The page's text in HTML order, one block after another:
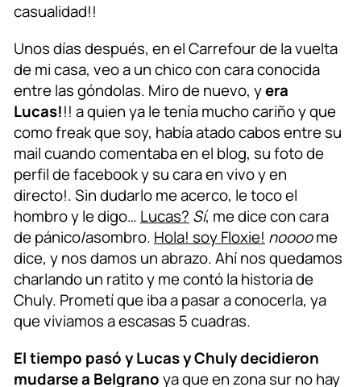
casualidad!!
Unos días después, en el Carrefour de la vuelta
de mi casa, veo a un chico con cara conocida
entre las góndolas. Miro de nuevo, yera
Lucas!!! a quien ya le tenía mucho cariño y que
como freak que soy, había atado cabos entre su
mail cuando comentaba en el blog, su foto de
perfil de facebook y su cara en vivo y en
directo!. Sin dudarlo me acerco, le toco el
hombro y le digo… Lucas? Sí, me dice con cara
de pánico/asombro. Hola! soy Floxie! noooome
dice, y nos damos un abrazo. Ahí nos quedamos
charlando un ratito y me contó la historia de
Chuly. Prometí que iba a pasar a conocerla, ya
que viviamos a escasas 5 cuadras.
El tiempo pasó y Lucas y Chuly decidieron
mudarse a Belgranoya que en zona sur no hay